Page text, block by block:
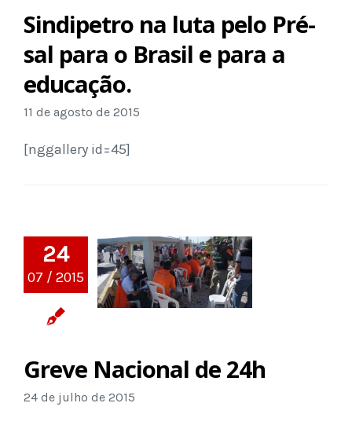
Sindipetro na luta pelo Pré-
sal para o Brasil e para a
educação.
11 de agosto de 2015
[nggallery id=45]
24
07 / 2015
Greve Nacional de 24h
24 de julho de 2015